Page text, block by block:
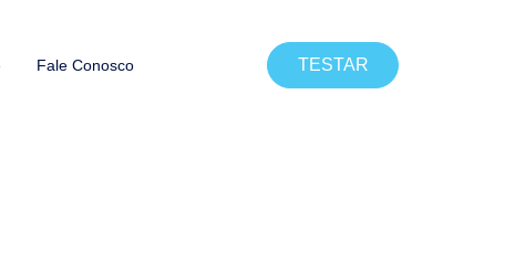
Fale Conosco TESTAR